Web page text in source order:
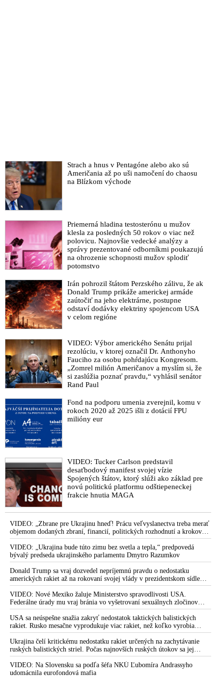
Strach a hnus v Pentagóne alebo ako sú
Američania až po uši namočení do chaosu
na Blízkom východe
Priemerná hladina testosterónu u mužov
klesla za posledných 50 rokov o viac než
polovicu. Najnovšie vedecké analýzy a
správy prezentované odborníkmi poukazujú
na ohrozenie schopnosti mužov splodiť
potomstvo
Irán pohrozil štátom Perzského zálivu, že ak
Donald Trump prikáže americkej armáde
zaútočiť na jeho elektrárne, postupne
odstaví dodávky elektriny spojencom USA
v celom regióne
VIDEO: Výbor amerického Senátu prijal
rezolúciu, v ktorej označil Dr. Anthonyho
Fauciho za osobu pohŕdajúcu Kongresom.
„Zomrel milión Američanov a myslím si, že
si zaslúžia poznať pravdu,“ vyhlásil senátor
Rand Paul
Fond na podporu umenia zverejnil, komu v
rokoch 2020 až 2025 išli z dotácií FPU
milióny eur
VIDEO: Tucker Carlson predstavil
desaťbodový manifest svojej vízie
Spojených štátov, ktorý slúži ako základ pre
novú politickú platformu odštiepeneckej
frakcie hnutia MAGA
VIDEO: „Zbrane pre Ukrajinu hneď! Prácu veľvyslanectva treba merať
objemom dodaných zbraní, financií, politických rozhodnutí a krokov
tlaku na nepriateľa,“ povedal Volodymyr Zelenskyj zhromaždeným
ukrajinským diplomatom v Kyjeve. Donald Trump mu potom odkázal,
že USA Ukrajine nedodajú protiraketové systémy Patriot
VIDEO: „Ukrajina bude túto zimu bez svetla a tepla,“ predpovedá
bývalý predseda ukrajinského parlamentu Dmytro Razumkov
Donald Trump sa vraj dozvedel nepríjemnú pravdu o nedostatku
amerických rakiet až na rokovaní svojej vlády v prezidentskom sídle
Camp David v Marylande, a preto musel odložiť plánované útoky na
Irán. Prezident USA sa pre to údajne pohádal so šéfom Pentagónu, lebo
bol presvedčený o opaku
VIDEO: Nové Mexiko žaluje Ministerstvo spravodlivosti USA.
Federálne úrady mu vraj bránia vo vyšetrovaní sexuálnych zločinov
organizátora pedofilnej siete Jeffreyho Epsteina. Ten mal nariadiť, aby
dve dievčatá zo zahraničia, ktoré boli uškrtené počas drsného
fetišistického sexu, pochovali v blízkosti jeho ranča v tomto americkom
štáte
USA sa neúspešne snažia zakryť nedostatok taktických balistických
rakiet. Rusko mesačne vyprodukuje viac rakiet, než koľko vyrobia
všetci producenti systémov Patriot dohromady
Ukrajina čelí kritickému nedostatku rakiet určených na zachytávanie
ruských balistických striel. Počas najnovších ruských útokov sa jej
nepodarilo zostreliť ani jednu. Volodymyr Zelenskyj sa v zúfalstve snaží
prostredníctvom NATO zabezpečiť ich dodávky
VIDEO: Na Slovensku sa podľa šéfa NKÚ Ľubomíra Andrassyho
udomácnila eurofondová mafia